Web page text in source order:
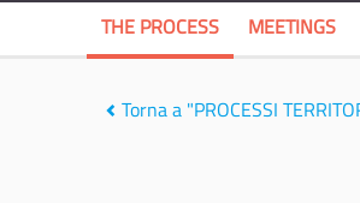
THE PROCESS MEETINGS
Torna a "PROCESSI